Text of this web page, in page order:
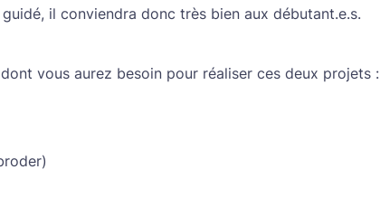
il conviendra donc très bien aux débutant.e.s.
vous aurez besoin pour réaliser ces deux projets :